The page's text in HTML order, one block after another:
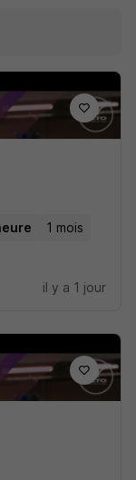
1 mois
il y a 1 jour